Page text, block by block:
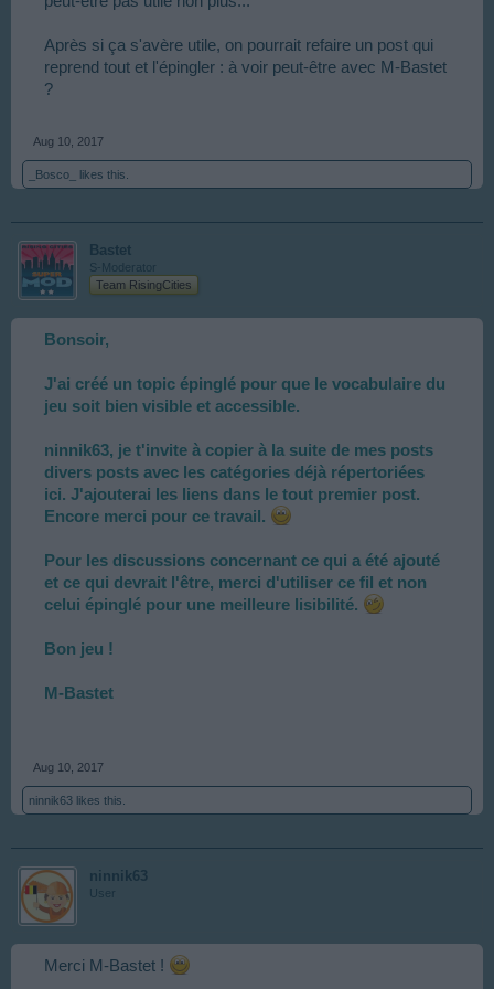
Après si ça s'avère utile, on pourrait refaire un post qui
reprend tout et l'épingler : à voir peut-être avec M-Bastet
?
Aug 10, 2017
_Bosco_ likes this.
Bastet
S-Moderator
Team RisingCities
Bonsoir,
J'ai créé un topic épinglé pour que le vocabulaire du
jeu soit bien visible et accessible.
ninnik63, je t'invite à copier à la suite de mes posts
divers posts avec les catégories déjà répertoriées
ici. J'ajouterai les liens dans le tout premier post.
Encore merci pour ce travail.
Pour les discussions concernant ce qui a été ajouté
et ce qui devrait l'être, merci d'utiliser ce fil et non
celui épinglé pour une meilleure lisibilité.
Bon jeu !
M-Bastet
Aug 10, 2017
ninnik63 likes this.
ninnik63
User
Merci M-Bastet !